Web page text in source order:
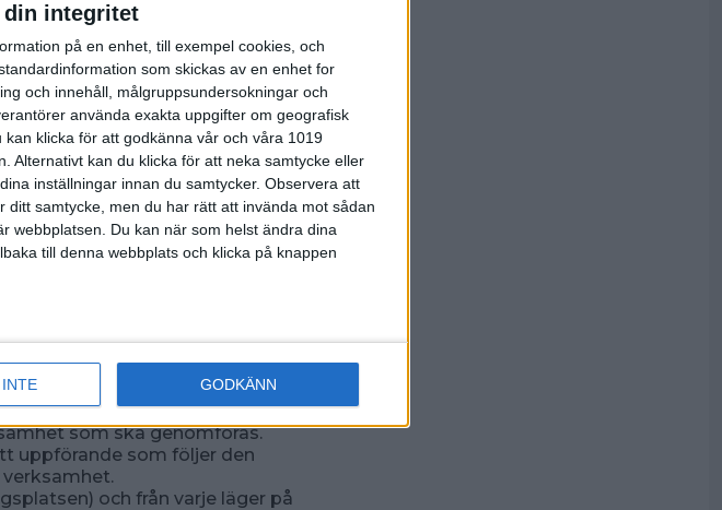
din integritet
på en enhet, till exempel cookies, och
som skickas av en enhet for
och innehåll, målgruppsundersokningar och
använda exakta uppgifter om geografisk
klicka för att godkänna vår och våra 1019
Alternativt kan du klicka för att neka samtycke eller
inställningar innan du samtycker. Observera att
samtycke, men du har rätt att invända mot sådan
webbplatsen. Du kan när som helst ändra dina
till denna webbplats och klicka på knappen
GODKÄNN
Bowlinglicens A.
samt aktivt spela tävlingar, (gärna
Mästerskapet och Swedish Youth
Det innebär att bekräftat
verksamhet som bedrivs kräver
av ansvariga tränare, annars
för högre rankad internationell
FK/SC.
4 till 5 ggr per vecka.
under samlingar eller
tider som gäller samt har
som ska genomföras.
uppförande som följer den
och från varje läger på